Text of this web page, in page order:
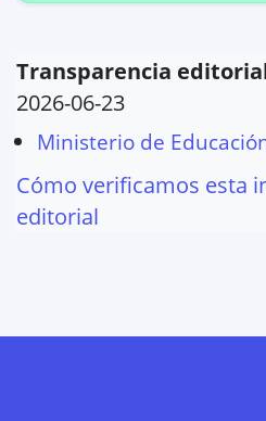
Transparencia
2026-06-23
Ministerio de
Cómo verificamos esta
editorial